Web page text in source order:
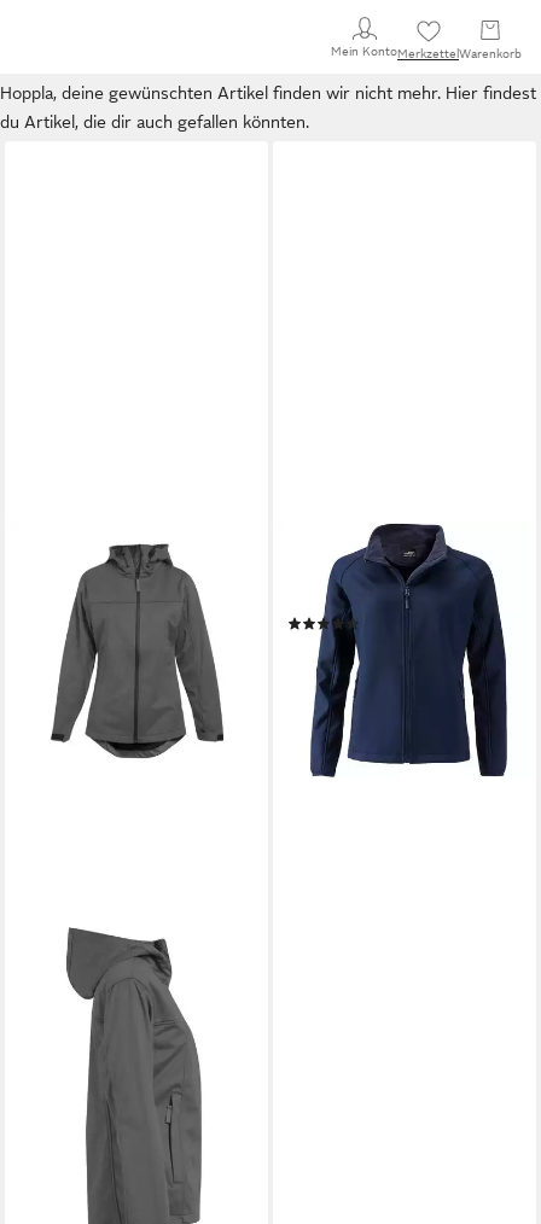
Mein KontoMerkzettel Warenkorb
Hoppla, deine gewünschten Artikel finden wir nicht mehr. Hier findest
du Artikel, die dir auch gefallen könnten.
JAMES & NICHOLSON
Softshelljacke Ladies Promo
Softshell Jacket
ab 32,85 €
lieferbar - in 3-4 Werktagen bei dir